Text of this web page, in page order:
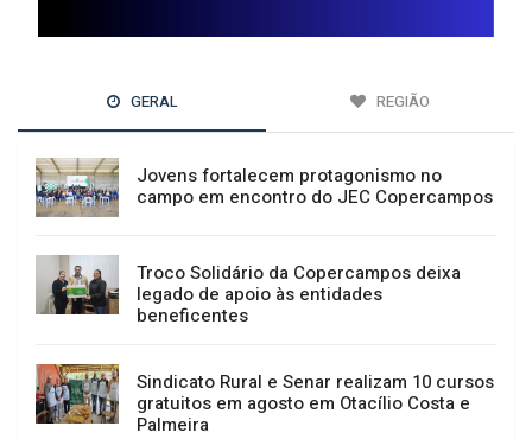
GERAL REGIÃO
Jovens fortalecem protagonismo no
campo em encontro do JEC Copercampos
Troco Solidário da Copercampos deixa
legado de apoio às entidades
beneficentes
Sindicato Rural e Senar realizam 10 cursos
gratuitos em agosto em Otacílio Costa e
Palmeira